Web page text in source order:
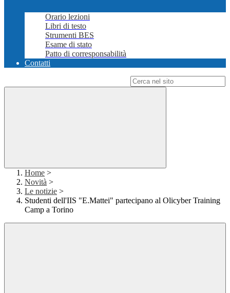
Orario lezioni
Libri di testo
Strumenti BES
Esame di stato
Patto di corresponsabilità
Contatti
Home >
Novità >
Le notizie >
Studenti dell'IIS "E.Mattei" partecipano al Olicyber Training
Camp a Torino